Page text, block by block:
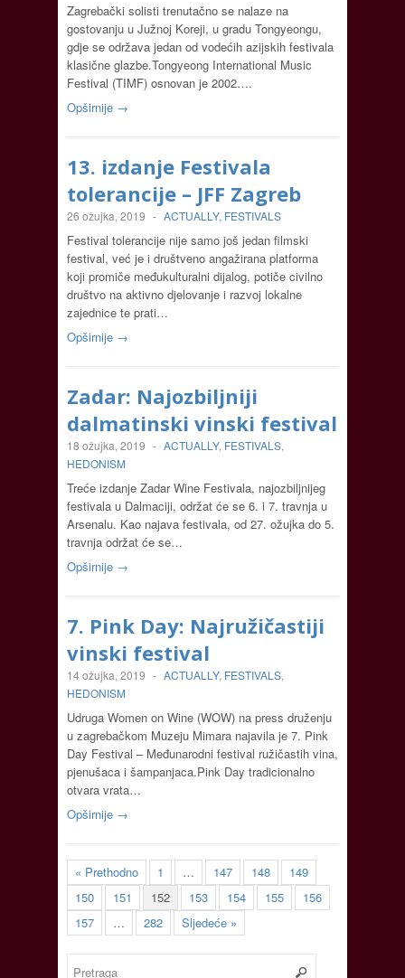
Zagrebački solisti trenutačno se nalaze na
gostovanju u Južnoj Koreji, u gradu Tongyeongu,
gdje se održava jedan od vodećih azijskih festivala
klasične glazbe.Tongyeong International Music
Festival (TIMF) osnovan je 2002….
Opširnije →
13. izdanje Festivala
tolerancije – JFF Zagreb
26 ožujka, 2019 - ACTUALLY, FESTIVALS
Festival tolerancije nije samo još jedan filmski
festival, već je i društveno angažirana platforma
koji promiče međukulturalni dijalog, potiče civilno
društvo na aktivno djelovanje i razvoj lokalne
zajednice te prati…
Opširnije →
Zadar: Najozbiljniji
dalmatinski vinski festival
18 ožujka, 2019 - ACTUALLY, FESTIVALS,
HEDONISM
Treće izdanje Zadar Wine Festivala, najozbiljnijeg
festivala u Dalmaciji, održat će se 6. i 7. travnja u
Arsenalu. Kao najava festivala, od 27. ožujka do 5.
travnja održat će se…
Opširnije →
7. Pink Day: Najružičastiji
vinski festival
14 ožujka, 2019 - ACTUALLY, FESTIVALS,
HEDONISM
Udruga Women on Wine (WOW) na press druženju
u zagrebačkom Muzeju Mimara najavila je 7. Pink
Day Festival – Međunarodni festival ružičastih vina,
pjenušaca i šampanjaca.Pink Day tradicionalno
otvara vrata…
Opširnije →
« Prethodno 1 … 147 148
149
150
151 152 153 154 155
156
157
… 282 Sljedeće »